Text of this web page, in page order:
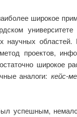
широкое
научных
проектов,
широкое
аналоги: кейс-
успешным,